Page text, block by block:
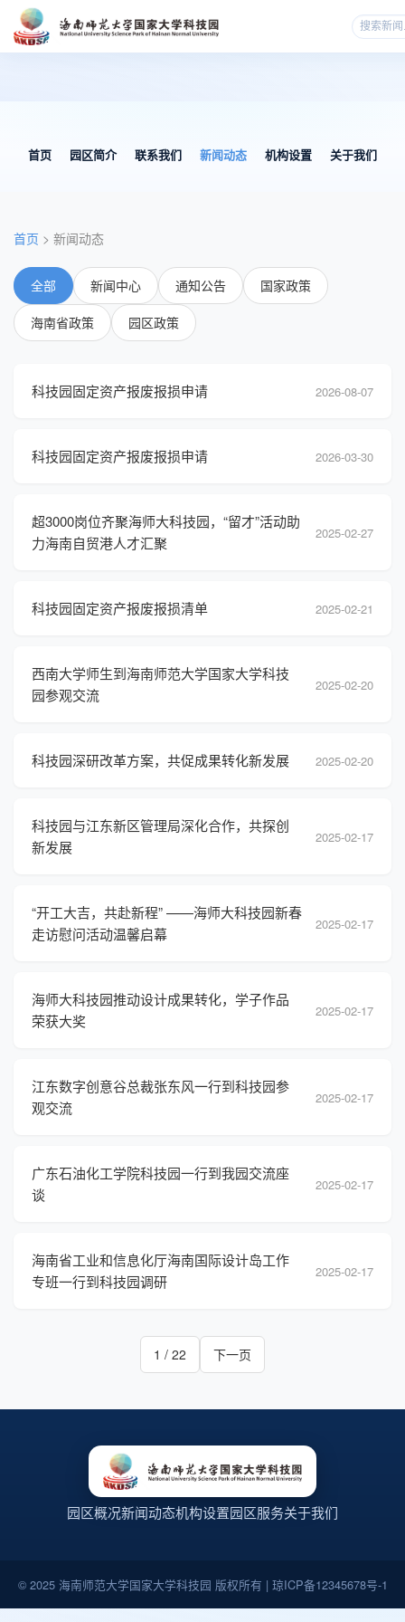
首页 园区简介 联系我们 新闻动态 机构设置 关于我们
首页 > 新闻动态
全部 新闻中心 通知公告 国家政策
海南省政策 园区政策
科技园固定资产报废报损申请 2026-08-07
科技园固定资产报废报损申请 2026-03-30
超3000岗位齐聚海师大科技园，“留才”活动助
力海南自贸港人才汇聚
2025-02-27
科技园固定资产报废报损清单 2025-02-21
西南大学师生到海南师范大学国家大学科技
园参观交流
2025-02-20
科技园深研改革方案，共促成果转化新发展 2025-02-20
科技园与江东新区管理局深化合作，共探创
新发展
2025-02-17
“开工大吉，共赴新程” ——海师大科技园新春
走访慰问活动温馨启幕
2025-02-17
海师大科技园推动设计成果转化，学子作品
荣获大奖
2025-02-17
江东数字创意谷总裁张东风一行到科技园参
观交流
2025-02-17
广东石油化工学院科技园一行到我园交流座
谈
2025-02-17
海南省工业和信息化厅海南国际设计岛工作
专班一行到科技园调研
2025-02-17
1 / 22 下一页
园区概况新闻动态机构设置园区服务关于我们
© 2025 海南师范大学国家大学科技园 版权所有 | 琼ICP备12345678号-1